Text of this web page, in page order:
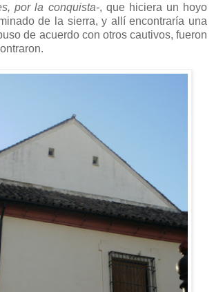
por la conquista-, que hiciera un hoyo
de la sierra, y allí encontraría una
de acuerdo con otros cautivos, fueron